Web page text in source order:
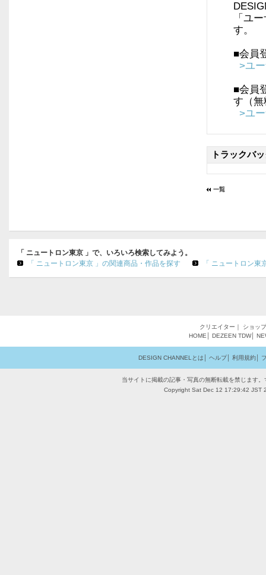
「ユ
す。
■会員
>ユ
■会員
す（
>ユ
トラックバ
「 ニュートロン東京 」で、いろいろ検索してみよう。
「 ニュートロン東京 」の関連商品・作品を探す
「 ニュートロン
クリエイター ｜ ショップ
HOME
DEZEEN TDW│
DESIGN CHANNELとは ヘルプ│ 利用規約│
当サイトに掲載の記事・写真の無断転載を禁じます
Copyright Sat Dec 12 17:29:42 JST